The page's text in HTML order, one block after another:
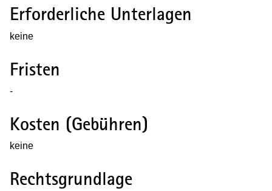
Erforderliche Unterlagen
keine
Fristen
-
Kosten (Gebühren)
keine
Rechtsgrundlage